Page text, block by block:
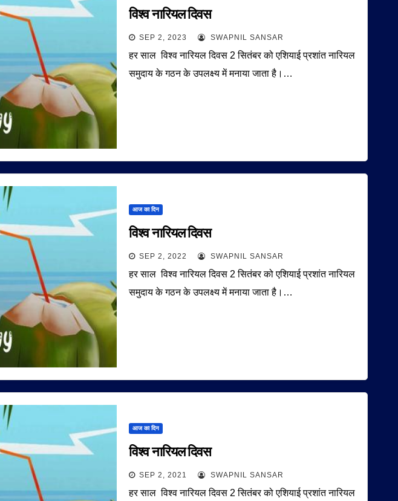
विश्व नारियल दिवस
SEP 2, 2023 SWAPNIL SANSAR
हर साल विश्व नारियल दिवस 2 सितंबर को एशियाई प्रशांत नारियल
समुदाय के गठन के उपलक्ष्य में मनाया जाता है।…
आज का दिन
विश्व नारियल दिवस
SEP 2, 2022 SWAPNIL SANSAR
हर साल विश्व नारियल दिवस 2 सितंबर को एशियाई प्रशांत नारियल
समुदाय के गठन के उपलक्ष्य में मनाया जाता है।…
आज का दिन
विश्व नारियल दिवस
SEP 2, 2021 SWAPNIL SANSAR
हर साल विश्व नारियल दिवस 2 सितंबर को एशियाई प्रशांत नारियल